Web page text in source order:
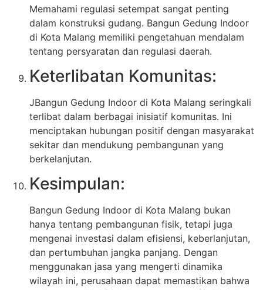
Memahami regulasi setempat sangat penting
dalam konstruksi gudang. Bangun Gedung Indoor
di Kota Malang memiliki pengetahuan mendalam
tentang persyaratan dan regulasi daerah.
Keterlibatan Komunitas:
JBangun Gedung Indoor di Kota Malang seringkali
terlibat dalam berbagai inisiatif komunitas. Ini
menciptakan hubungan positif dengan masyarakat
sekitar dan mendukung pembangunan yang
berkelanjutan.
Kesimpulan:
Bangun Gedung Indoor di Kota Malang bukan
hanya tentang pembangunan fisik, tetapi juga
mengenai investasi dalam efisiensi, keberlanjutan,
dan pertumbuhan jangka panjang. Dengan
menggunakan jasa yang mengerti dinamika
wilayah ini, perusahaan dapat memastikan bahwa